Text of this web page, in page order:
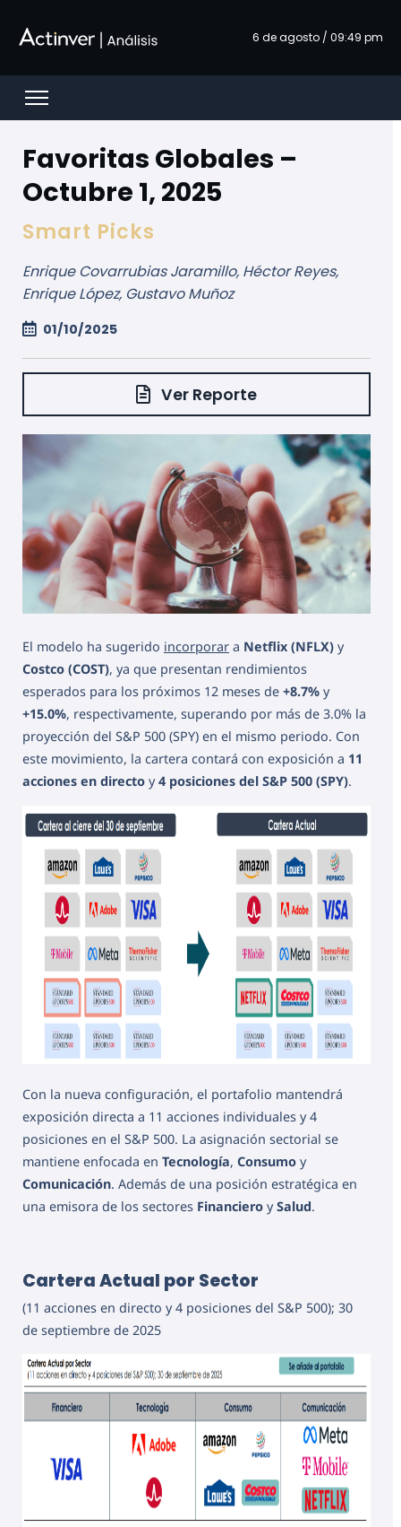
6 de agosto / 09:49 pm
Open menu
Favoritas Globales –
Octubre 1, 2025
Smart Picks
Enrique Covarrubias Jaramillo, Héctor Reyes,
Enrique López, Gustavo Muñoz
01/10/2025
Ver Reporte
El modelo ha sugerido incorporar a Netflix (NFLX) y
Costco (COST), ya que presentan rendimientos
esperados para los próximos 12 meses de +8.7% y
+15.0%, respectivamente, superando por más de 3.0% la
proyección del S&P 500 (SPY) en el mismo periodo. Con
este movimiento, la cartera contará con exposición a 11
acciones en directo y4 posiciones del S&P 500 (SPY).
Con la nueva configuración, el portafolio mantendrá
exposición directa a 11 acciones individuales y 4
posiciones en el S&P 500. La asignación sectorial se
mantiene enfocada en Tecnología, Consumo y
Comunicación. Además de una posición estratégica en
una emisora de los sectores Financiero ySalud.
Cartera Actual por Sector
(11 acciones en directo y 4 posiciones del S&P 500); 30
de septiembre de 2025